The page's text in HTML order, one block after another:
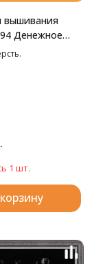
вышивания
Денежное
см
1 шт.